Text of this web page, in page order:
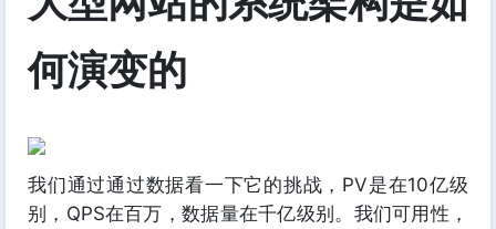
何演变的
我们通过通过数据看一下它的挑战，PV是在10亿级
别，QPS在百万，数据量在千亿级别。我们可用性，